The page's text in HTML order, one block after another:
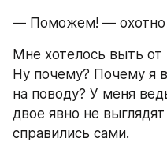
― Поможем! ― охотно
Мне хотелось выть от
Ну почему? Почему я
на поводу? У меня
двое явно не
справились сами.